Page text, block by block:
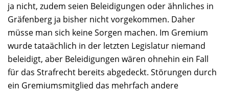
ja nicht, zudem seien Beleidigungen oder ähnliches in
Gräfenberg ja bisher nicht vorgekommen. Daher
müsse man sich keine Sorgen machen. Im Gremium
wurde tataächlich in der letzten Legislatur niemand
beleidigt, aber Beleidigungen wären ohnehin ein Fall
für das Strafrecht bereits abgedeckt. Störungen durch
ein Gremiumsmitglied das mehrfach andere